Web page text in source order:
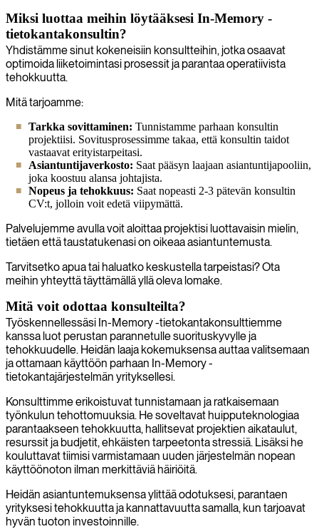
Miksi luottaa meihin löytääksesi In-Memory -
tietokantakonsultin?
Yhdistämme sinut kokeneisiin konsultteihin, jotka osaavat
optimoida liiketoimintasi prosessit ja parantaa operatiivista
tehokkuutta.
Mitä tarjoamme:
Tarkka sovittaminen: Tunnistamme parhaan konsultin
projektiisi. Sovitusprosessimme takaa, että konsultin taidot
vastaavat erityistarpeitasi.
Asiantuntijaverkosto: Saat pääsyn laajaan asiantuntijapooliin,
joka koostuu alansa johtajista.
Nopeus ja tehokkuus: Saat nopeasti 2-3 pätevän konsultin
CV:t, jolloin voit edetä viipymättä.
Palvelujemme avulla voit aloittaa projektisi luottavaisin mielin,
tietäen että taustatukenasi on oikeaa asiantuntemusta.
Tarvitsetko apua tai haluatko keskustella tarpeistasi? Ota
meihin yhteyttä täyttämällä yllä oleva lomake.
Mitä voit odottaa konsulteilta?
Työskennellessäsi In-Memory -tietokantakonsulttiemme
kanssa luot perustan parannetulle suorituskyvylle ja
tehokkuudelle. Heidän laaja kokemuksensa auttaa valitsemaan
ja ottamaan käyttöön parhaan In-Memory -
tietokantajärjestelmän yrityksellesi.
Konsulttimme erikoistuvat tunnistamaan ja ratkaisemaan
työnkulun tehottomuuksia. He soveltavat huipputeknologiaa
parantaakseen tehokkuutta, hallitsevat projektien aikataulut,
resurssit ja budjetit, ehkäisten tarpeetonta stressiä. Lisäksi he
kouluttavat tiimisi varmistamaan uuden järjestelmän nopean
käyttöönoton ilman merkittäviä häiriöitä.
Heidän asiantuntemuksensa ylittää odotuksesi, parantaen
yrityksesi tehokkuutta ja kannattavuutta samalla, kun tarjoavat
hyvän tuoton investoinnille.